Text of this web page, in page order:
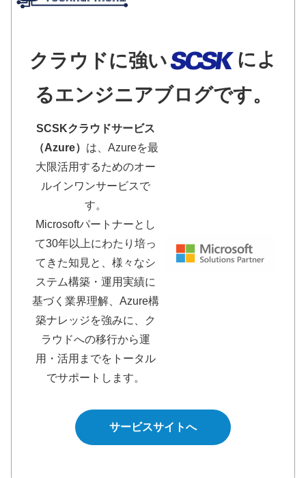
クラウドに強い
によ
るエンジニアブログです。
SCSKクラウドサービス
（Azure） は、Azureを最
大限活用するためのオー
ルインワンサービスで
す。
Microsoftパートナーとし
て30年以上にわたり培っ
てきた知見と、様々なシ
ステム構築・運用実績に
基づく業界理解、Azure構
築ナレッジを強みに、ク
ラウドへの移行から運
用・活用までをトータル
でサポートします。
サービスサイトへ